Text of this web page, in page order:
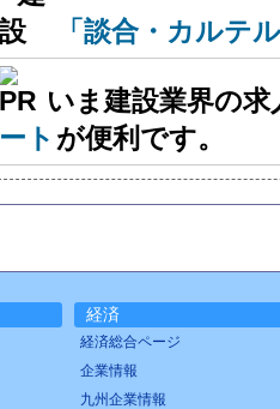
「談合・カルテ
いま建設業界の
ート が便利です。
経済
経済総合ページ
企業情報
九州企業情報